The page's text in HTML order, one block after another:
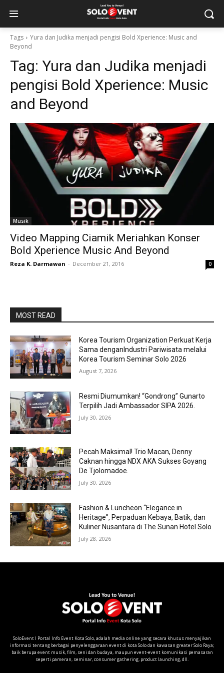
Tags
Yura dan Judika menjadi pengisi Bold Xperience: Music and
Beyond
Tag: Yura dan Judika menjadi
pengisi Bold Xperience: Music
and Beyond
Musik
Video Mapping Ciamik Meriahkan Konser
Bold Xperience Music And Beyond
Reza K. Darmawan - December 21, 2016 0
MOST READ
Korea Tourism Organization Perkuat Kerja
Sama denganIndustri Pariwisata melalui
Korea Tourism Seminar Solo 2026
August 7, 2026
Resmi Diumumkan! “Gondrong” Gunarto
Terpilih Jadi Ambassador SIPA 2026.
July 30, 2026
Pecah Maksimal! Trio Macan, Denny
Caknan hingga NDX AKA Sukses Goyang
De Tjolomadoe.
July 30, 2026
Fashion & Luncheon “Elegance in
Heritage”, Perpaduan Kebaya, Batik, dan
Kuliner Nusantara di The Sunan Hotel Solo
July 28, 2026
SoloEvent I Portal Info Event Kota Solo, adalah media online yang secara khusus menyajikan
informasi tentang berbagai penyelenggaraan event di kota Solo dan kawasan greater Solo Raya;
baik berupa event musik, film, seni dan budaya, maupun event-event komunikasi pemasaran
seperti pameran, seminar, consumer gathering, product launching, dll.